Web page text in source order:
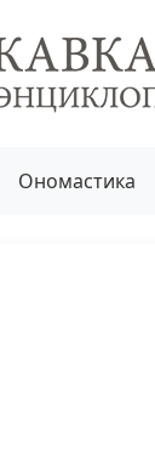
Ономастика